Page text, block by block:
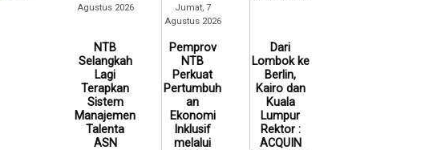
Agustus 2026
Jumat, 7
Agustus 2026
NTB
Selangkah
Lagi
Terapkan
Sistem
Manajemen
Talenta
ASN
Pemprov
NTB
Perkuat
Pertumbuh
an
Ekonomi
Inklusif
melalui
Dari
Lombok ke
Berlin,
Kairo dan
Kuala
Lumpur
Rektor :
ACQUIN